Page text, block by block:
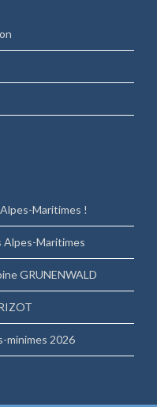
Maritimes !
Alpes-Maritimes
GRUNENWALD
minimes 2026